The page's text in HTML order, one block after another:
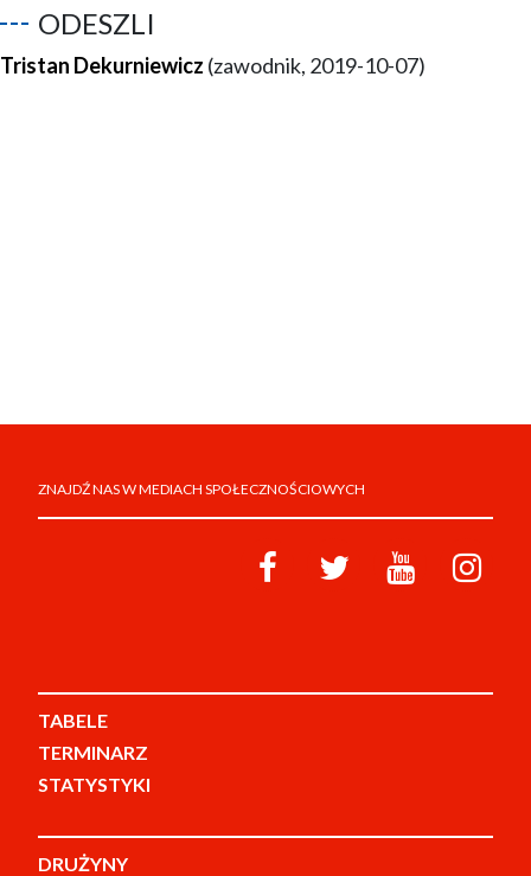
ODESZLI
Tristan Dekurniewicz (zawodnik, 2019-10-07)
ZNAJDŹ NAS W MEDIACH SPOŁECZNOŚCIOWYCH
TABELE
TERMINARZ
STATYSTYKI
DRUŻYNY